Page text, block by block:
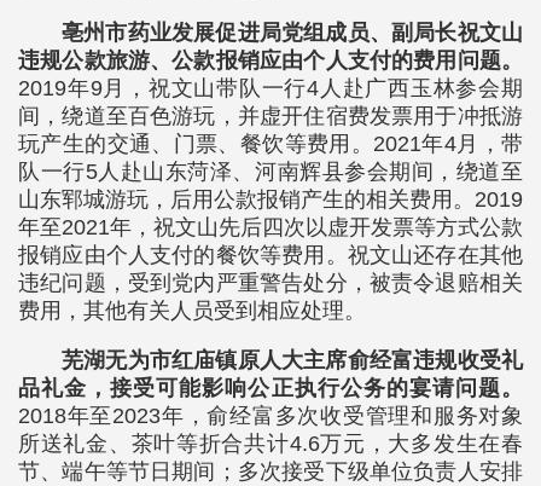
亳州市药业发展促进局党组成员、副局长祝文山
违规公款旅游、公款报销应由个人支付的费用问题。
2019年9月，祝文山带队一行4人赴广西玉林参会期
间，绕道至百色游玩，并虚开住宿费发票用于冲抵游
玩产生的交通、门票、餐饮等费用。2021年4月，带
队一行5人赴山东菏泽、河南辉县参会期间，绕道至
山东郓城游玩，后用公款报销产生的相关费用。2019
年至2021年，祝文山先后四次以虚开发票等方式公款
报销应由个人支付的餐饮等费用。祝文山还存在其他
违纪问题，受到党内严重警告处分，被责令退赔相关
费用，其他有关人员受到相应处理。
芜湖无为市红庙镇原人大主席俞经富违规收受礼
品礼金，接受可能影响公正执行公务的宴请问题。
2018年至2023年，俞经富多次收受管理和服务对象
所送礼金、茶叶等折合共计4.6万元，大多发生在春
节、端午等节日期间；多次接受下级单位负责人安排